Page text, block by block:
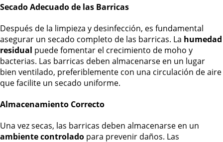
Secado Adecuado de las Barricas
Después de la limpieza y desinfección, es fundamental
asegurar un secado completo de las barricas. La humedad
residual puede fomentar el crecimiento de moho y
bacterias. Las barricas deben almacenarse en un lugar
bien ventilado, preferiblemente con una circulación de aire
que facilite un secado uniforme.
Almacenamiento Correcto
Una vez secas, las barricas deben almacenarse en un
ambiente controlado para prevenir daños. Las